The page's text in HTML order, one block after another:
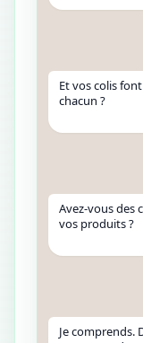
Et vos colis
chacun ?
Avez-vous des
vos produits ?
Je comprends.